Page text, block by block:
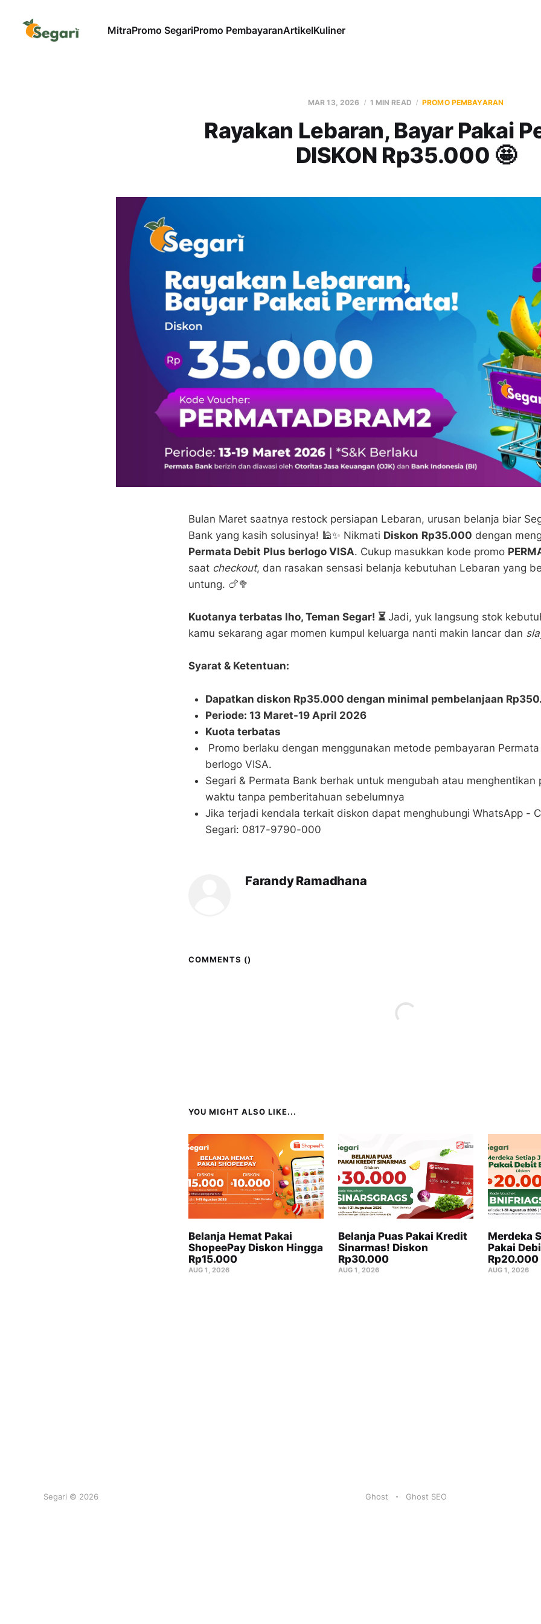
MitraPromo SegariPromo PembayaranArtikelKuliner
MAR 13, 2026 1 MIN READ PROMO PEMBAYARAN
Rayakan Lebaran, Bayar Pakai
DISKON Rp35.000 🤩
Bulan Maret saatnya restock persiapan Lebaran, urusan belanja biar
Bank yang kasih solusinya! 🕌✨ Nikmati Diskon Rp35.000 dengan
Permata Debit Plus berlogo VISA. Cukup masukkan kode promo
saat checkout, dan rasakan sensasi belanja kebutuhan Lebaran yang
untung. 🍗🥦
Kuotanya terbatas lho, Teman Segar! ⏳Jadi, yuk langsung stok
kamu sekarang agar momen kumpul keluarga nanti makin lancar dan
Syarat & Ketentuan:
Dapatkan diskon Rp35.000 dengan minimal pembelanjaan
Periode: 13 Maret-19 April 2026
Kuota terbatas
Promo berlaku dengan menggunakan metode pembayaran
berlogo VISA.
Segari & Permata Bank berhak untuk mengubah atau menghentikan
waktu tanpa pemberitahuan sebelumnya
Jika terjadi kendala terkait diskon dapat menghubungi WhatsApp -
Segari: 0817-9790-000
Farandy Ramadhana
COMMENTS ()
YOU MIGHT ALSO LIKE...
Belanja Hemat Pakai
ShopeePay Diskon Hingga
Rp15.000
AUG 1, 2026
Belanja Puas Pakai Kredit
Sinarmas! Diskon
Rp30.000
AUG 1, 2026
Merdeka
Pakai
Rp20.000
AUG 1, 2026
Segari © 2026 Ghost Ghost SEO